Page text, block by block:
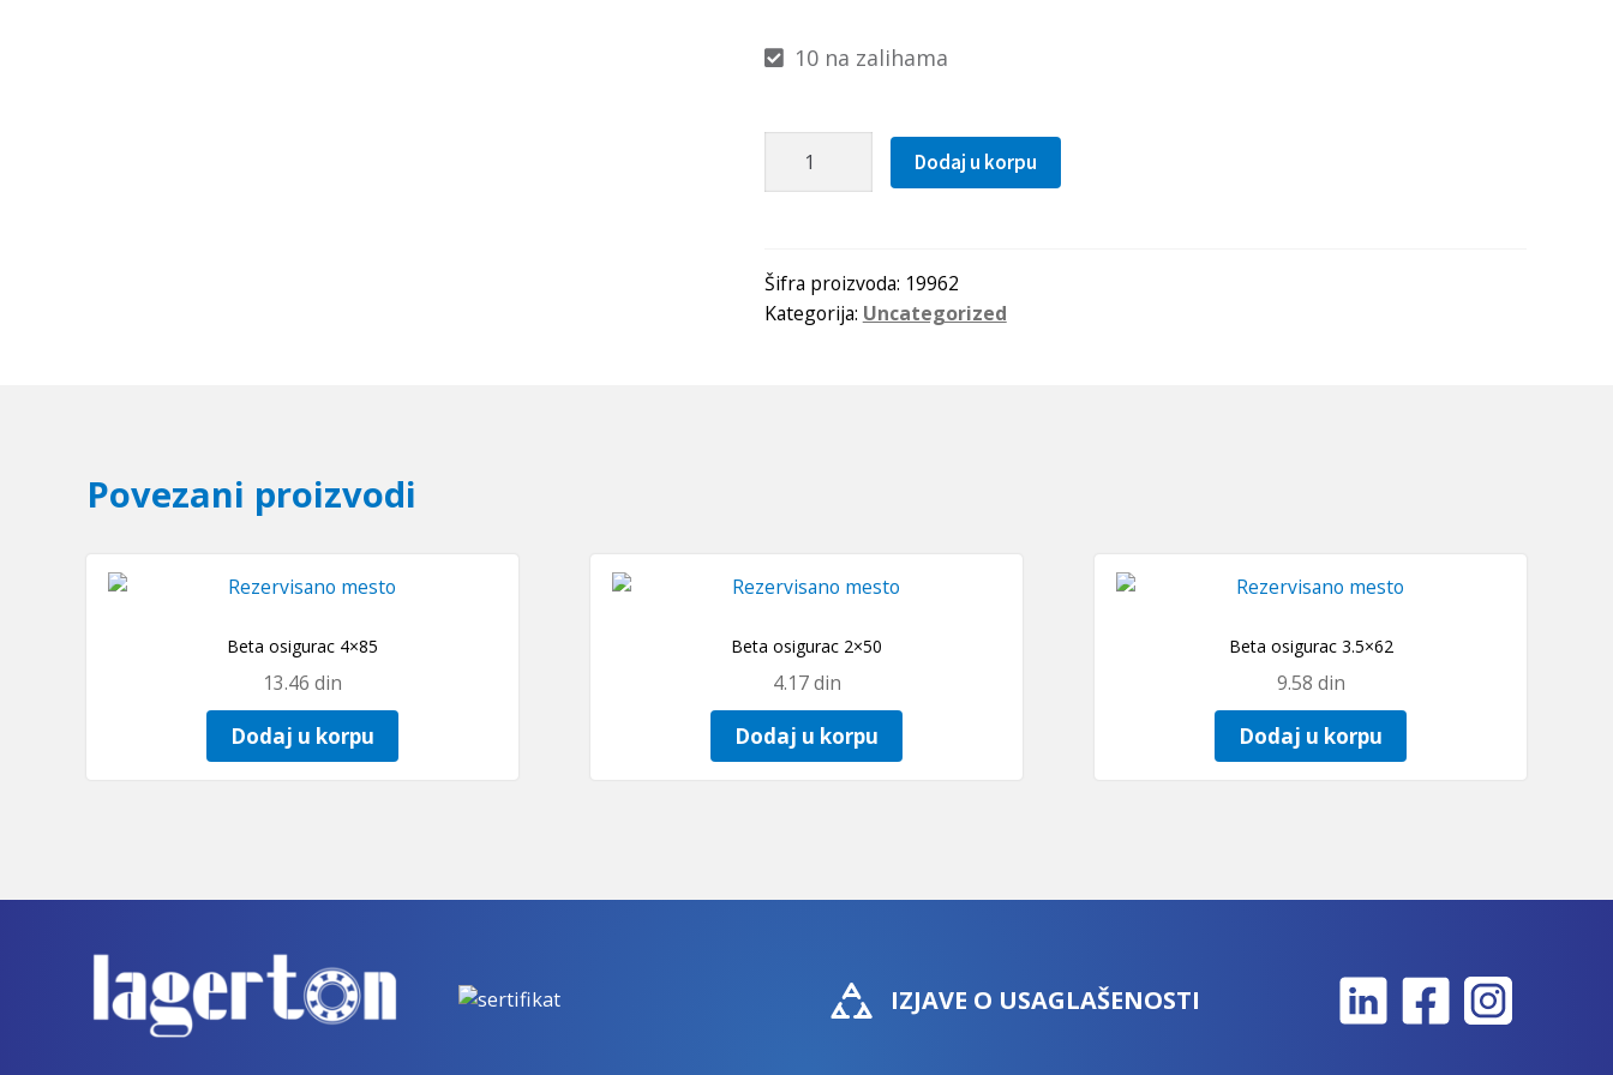
10 na zalihama
količina
Dodaj u korpu
Šifra proizvoda: 19962
Kategorija: Uncategorized
Povezani proizvodi
Beta osigurac 4×85
13.46 din
Dodaj u korpu
Beta osigurac 2×50
4.17din
Dodaj u korpu
Beta osigurac 3.5×62
9.58 din
Dodaj u korpu
IZJAVE O USAGLAŠENOSTI